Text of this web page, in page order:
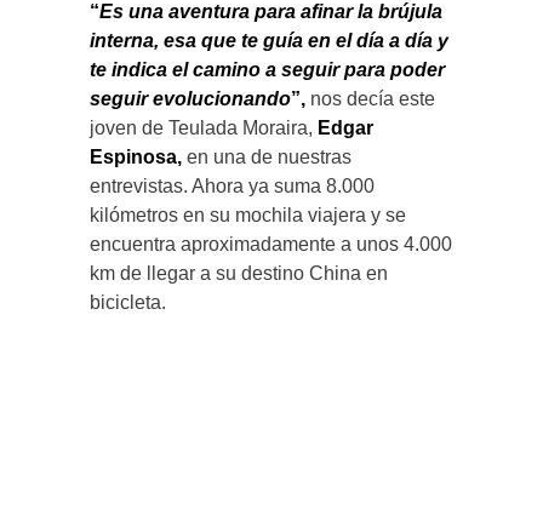
“Es una aventura para afinar la brújula
interna, esa que te guía en el día a día y
te indica el camino a seguir para poder
seguir evolucionando”, nos decía este
joven de Teulada Moraira, Edgar
Espinosa, en una de nuestras
entrevistas. Ahora ya suma 8.000
kilómetros en su mochila viajera y se
encuentra aproximadamente a unos 4.000
km de llegar a su destino China en
bicicleta.